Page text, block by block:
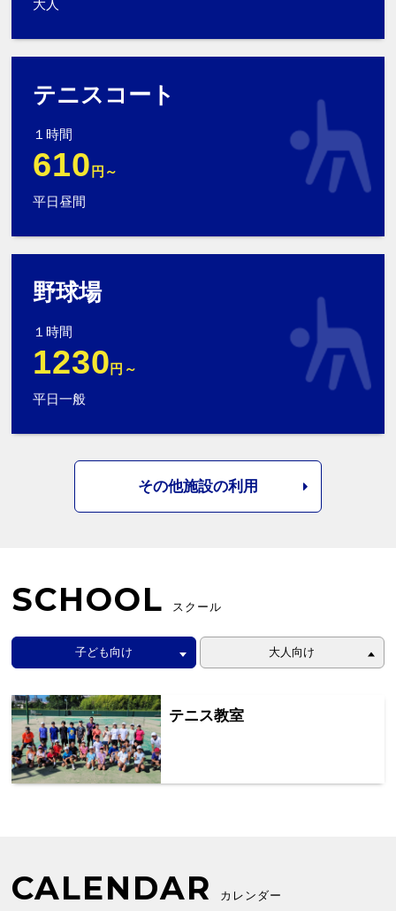
大人
テニスコート
１時間
610 円～
平日昼間
野球場
１時間
1230 円～
平日一般
その他施設の利用
SCHOOL スクール
子ども向け 大人向け
テニス教室
CALENDAR カレンダー